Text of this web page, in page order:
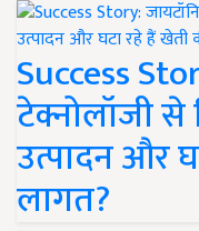
Success
टेक्नोलॉजी
उत्पादन और
लागत?